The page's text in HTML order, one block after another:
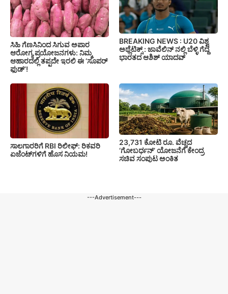
ಸಿಹಿ ಗೆಣಸಿನಿಂದ ಸಿಗುವ ಅಪಾರ
ಆರೋಗ್ಯ ಪ್ರಯೋಜನಗಳು: ನಿಮ್ಮ
ಆಹಾರದಲ್ಲಿ ತಪ್ಪದೇ ಇರಲಿ ಈ ‘ಸೂಪರ್
ಫುಡ್’!
BREAKING NEWS : U20 ವಿಶ್ವ
ಅಥ್ಲೆಟಿಕ್ಸ್‌ : ಜಾವೆಲಿನ್ ನಲ್ಲಿ ಬೆಳ್ಳಿ ಗೆದ್ದ
ಭಾರತದ ಆಶಿಶ್ ಯಾದವ್
ಸಾಲಗಾರರಿಗೆ RBI ರಿಲೀಫ್‌: ರಿಕವರಿ
ಏಜೆಂಟ್‌ಗಳಿಗೆ ಹೊಸ ನಿಯಮ!
23,731 ಕೋಟಿ ರೂ. ವೆಚ್ಚದ
‘ಗೋಬರ್ಧನ್’ ಯೋಜನೆಗೆ ಕೇಂದ್ರ
ಸಚಿವ ಸಂಪುಟ ಅಂಕಿತ
---Advertisement---